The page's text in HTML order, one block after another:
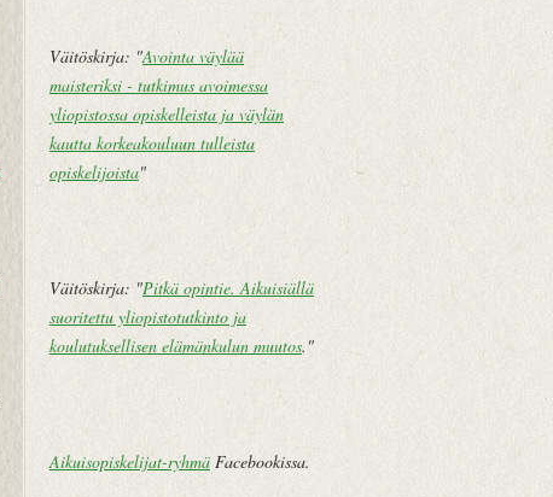
st
Väitöskirja: "Avointa väylää
maisteriksi - tutkimus avoimessa
yliopistossa opiskelleista ja väylän
kautta korkeakouluun tulleista
opiskelijoista"
Väitöskirja: "Pitkä opintie. Aikuisiällä
suoritettu yliopistotutkinto ja
koulutuksellisen elämänkulun muutos."
Aikuisopiskelijat-ryhmä Facebookissa.